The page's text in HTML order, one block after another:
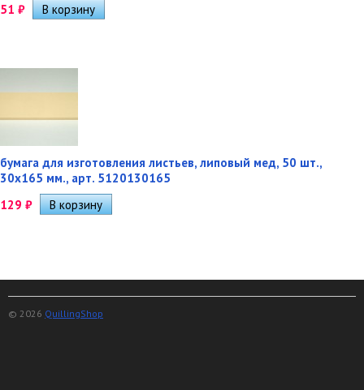
51 ₽
бумага для изготовления листьев, липовый мед, 50 шт.,
30х165 мм., арт. 5120130165
129 ₽
© 2026 QuillingShop